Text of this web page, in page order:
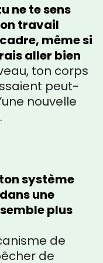
ne te sens
travail
même si
aller bien
ton corps
peut-
nouvelle
système
une
plus
de
de